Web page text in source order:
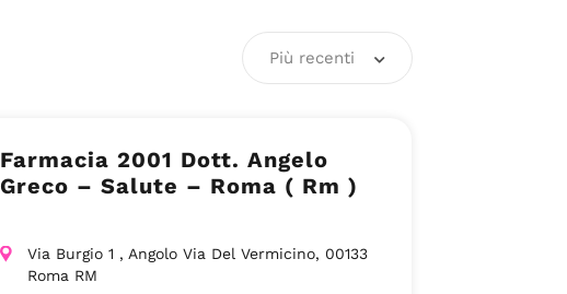
Più recenti
Farmacia 2001 Dott. Angelo
Greco – Salute – Roma ( Rm )
Via Burgio 1 , Angolo Via Del Vermicino, 00133
Roma RM